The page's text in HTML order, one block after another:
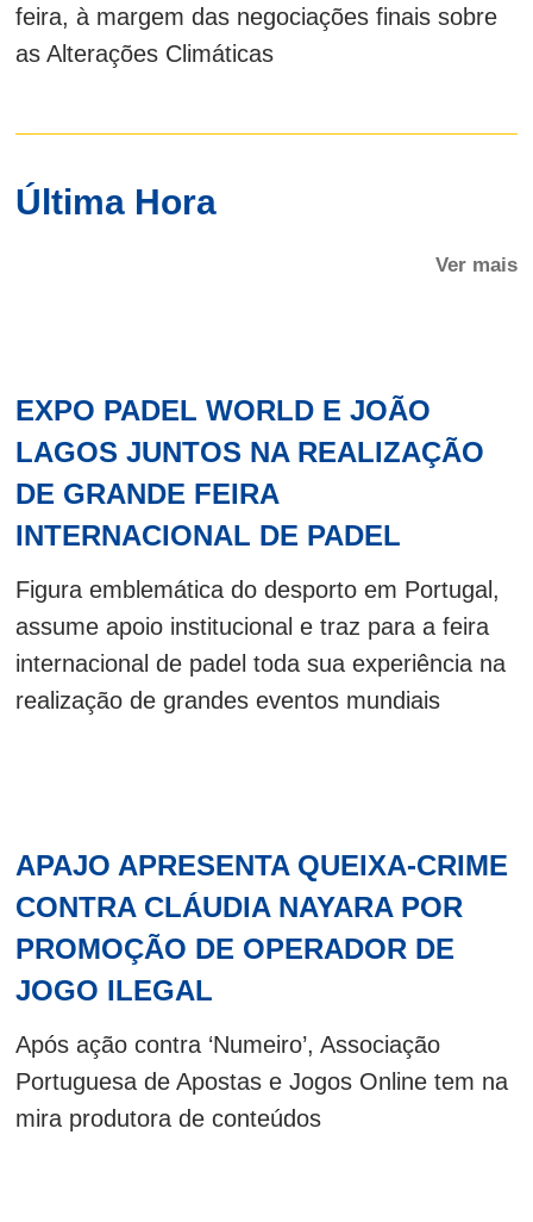
feira, à margem das negociações finais sobre
as Alterações Climáticas
Última Hora
Ver mais
EXPO PADEL WORLD E JOÃO
LAGOS JUNTOS NA REALIZAÇÃO
DE GRANDE FEIRA
INTERNACIONAL DE PADEL
Figura emblemática do desporto em Portugal,
assume apoio institucional e traz para a feira
internacional de padel toda sua experiência na
realização de grandes eventos mundiais
APAJO APRESENTA QUEIXA-CRIME
CONTRA CLÁUDIA NAYARA POR
PROMOÇÃO DE OPERADOR DE
JOGO ILEGAL
Após ação contra ‘Numeiro’, Associação
Portuguesa de Apostas e Jogos Online tem na
mira produtora de conteúdos